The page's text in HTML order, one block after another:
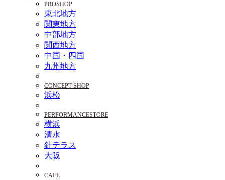
PROSHOP
東北地方
関東地方
中部地方
関西地方
中国・四国
九州地方
CONCEPT SHOP
浜松
PERFORMANCESTORE
横浜
清水
針テラス
大阪
CAFE